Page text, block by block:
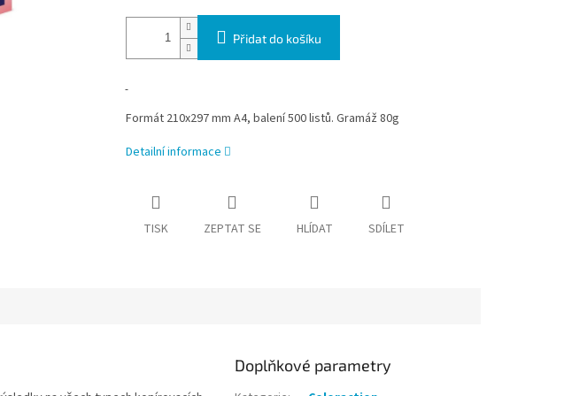
Přidat do košíku
Formát 210x297 mm A4, balení 500 listů. Gramáž 80g
Detailní informace
TISK ZEPTAT SE HLÍDAT SDÍLET
Doplňkové parametry